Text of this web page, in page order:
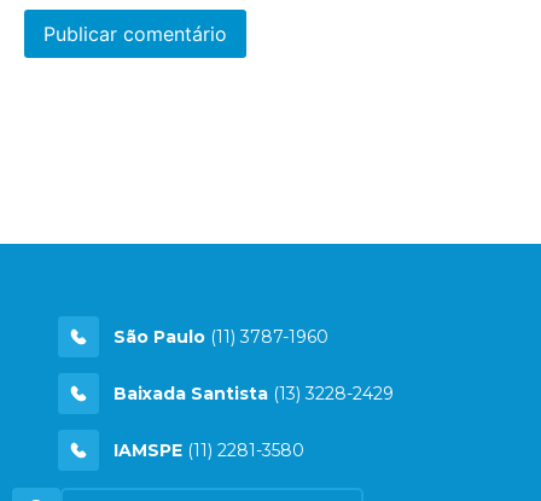
São Paulo (11) 3787-1960
Baixada Santista (13) 3228-2429
IAMSPE (11) 2281-3580